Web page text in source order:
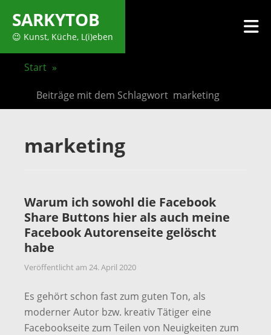
Inhalt
springen
SARKYTOB
😉 Kunst, Küche, L(i)eben
Start »
Beiträge mit dem Schlagwort marketing
marketing
Warum ich sowohl die Facebook
Share Buttons hier als auch meine
Facebook Autorenseite gelöscht
habe
Veröffentlicht am 24. April 2020
Es gehört schon fast zum guten Ton, als
moderner Autor bzw. kreativ Tätiger eine
Facebookseite zum Teilen von Neuigkeiten zum